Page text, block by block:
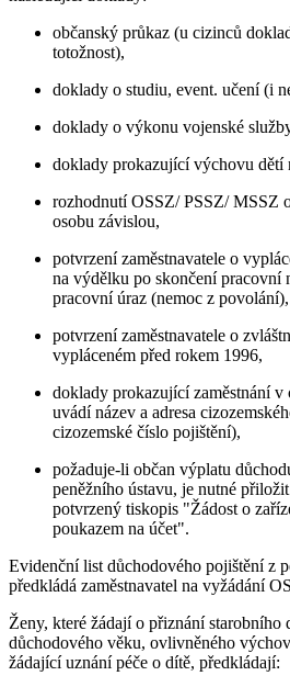
občanský průkaz (u cizinců
totožnost),
doklady o studiu, event. učení (i
doklady o výkonu vojenské
doklady prokazující výchovu dětí
rozhodnutí OSSZ/ PSSZ/ MSSZ
osobu závislou,
potvrzení zaměstnavatele o
na výdělku po skončení pracovní
pracovní úraz (nemoc z povolání),
potvrzení zaměstnavatele o
vypláceném před rokem 1996,
doklady prokazující zaměstnání v
uvádí název a adresa
cizozemské číslo pojištění),
požaduje-li občan výplatu
peněžního ústavu, je nutné
potvrzený tiskopis "Žádost o
poukazem na účet".
Evidenční list důchodového pojištění z
předkládá zaměstnavatel na vyžádání
Ženy, které žádají o přiznání starobního
důchodového věku, ovlivněného
žádající uznání péče o dítě, předkládají: